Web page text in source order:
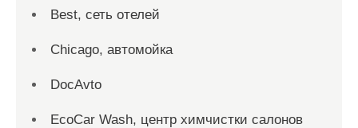
Best, сеть отелей
Chicago, автомойка
DocAvto
EcoCar Wash, центр химчистки салонов